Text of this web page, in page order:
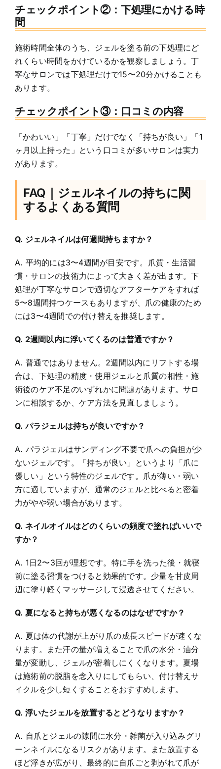
チェックポイント②：下処理にかける時
間
施術時間全体のうち、ジェルを塗る前の下処理にど
れくらい時間をかけているかを観察しましょう。丁
寧なサロンでは下処理だけで15〜20分かけることも
あります。
チェックポイント③：口コミの内容
「かわいい」「丁寧」だけでなく「持ちが良い」「1
ヶ月以上持った」という口コミが多いサロンは実力
があります。
FAQ｜ジェルネイルの持ちに関
するよくある質問
Q. ジェルネイルは何週間持ちますか？
A. 平均的には3〜4週間が目安です。爪質・生活習
慣・サロンの技術力によって大きく差が出ます。下
処理が丁寧なサロンで適切なアフターケアをすれば
5〜8週間持つケースもありますが、爪の健康のため
には3〜4週間での付け替えを推奨します。
Q. 2週間以内に浮いてくるのは普通ですか？
A. 普通ではありません。2週間以内にリフトする場
合は、下処理の精度・使用ジェルと爪質の相性・施
術後のケア不足のいずれかに問題があります。サロ
ンに相談するか、ケア方法を見直しましょう。
Q. パラジェルは持ちが良いですか？
A. パラジェルはサンディング不要で爪への負担が少
ないジェルです。「持ちが良い」というより「爪に
優しい」という特性のジェルです。爪が薄い・弱い
方に適していますが、通常のジェルと比べると密着
力がやや弱い場合があります。
Q. ネイルオイルはどのくらいの頻度で塗ればいいで
すか？
A. 1日2〜3回が理想です。特に手を洗った後・就寝
前に塗る習慣をつけると効果的です。少量を甘皮周
辺に塗り軽くマッサージして浸透させてください。
Q. 夏になると持ちが悪くなるのはなぜですか？
A. 夏は体の代謝が上がり爪の成長スピードが速くな
ります。また汗の量が増えることで爪の水分・油分
量が変動し、ジェルが密着しにくくなります。夏場
は施術前の脱脂を念入りにしてもらい、付け替えサ
イクルを少し短くすることをおすすめします。
Q. 浮いたジェルを放置するとどうなりますか？
A. 自爪とジェルの隙間に水分・雑菌が入り込みグリ
ーンネイルになるリスクがあります。また放置する
ほど浮きが広がり、最終的に自爪ごと剥がれて爪が